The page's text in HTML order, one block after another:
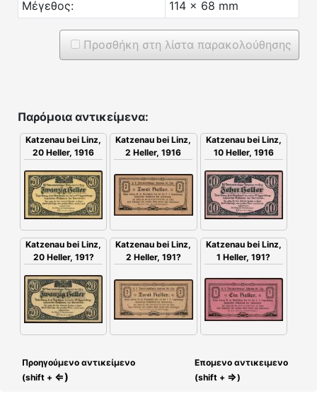
Μέγεθος:
114 x 68 mm
Προσθήκη στη λίστα παρακολούθησης
Παρόμοια αντικείμενα:
Katzenau bei Linz,
20 Heller, 1916
Katzenau bei Linz,
2 Heller, 1916
Katzenau bei Linz,
10 Heller, 1916
Katzenau bei Linz,
20 Heller, 191?
Katzenau bei Linz,
2 Heller, 191?
Katzenau bei Linz,
1 Heller, 191?
Προηγούμενο αντικείμενο
(shift + ⇐)
Επομενο αντικειμενο
(shift + ⇒)